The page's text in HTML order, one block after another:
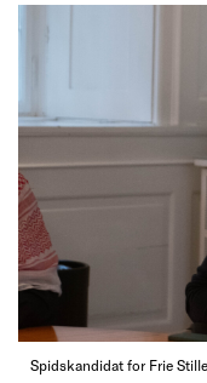
Spidskandidat for Frie